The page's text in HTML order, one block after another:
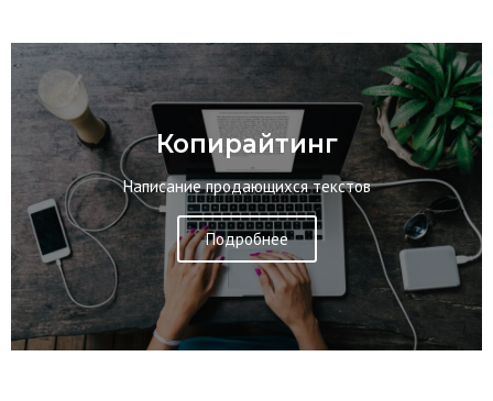
Копирайтинг
Написание продающихся текстов
Подробнее